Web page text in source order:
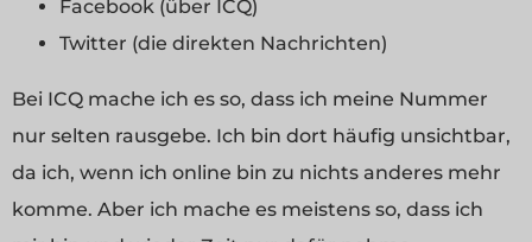
Facebook (über ICQ)
Twitter (die direkten Nachrichten)
Bei ICQ mache ich es so, dass ich meine Nummer
nur selten rausgebe. Ich bin dort häufig unsichtbar,
da ich, wenn ich online bin zu nichts anderes mehr
komme. Aber ich mache es meistens so, dass ich